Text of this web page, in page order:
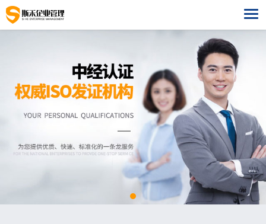
ISO9001质量管理
ISO14001环境管理
ISO45001职业健康安全
ISO13485医疗器械质量管理
认证培训
建筑行业培训